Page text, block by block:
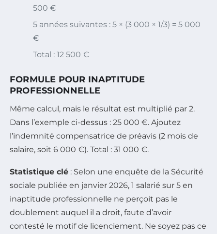
500 €
5 années suivantes : 5 × (3 000 × 1/3) = 5 000
€
Total : 12 500 €
FORMULE POUR INAPTITUDE
PROFESSIONNELLE
Même calcul, mais le résultat est multiplié par 2.
Dans l’exemple ci-dessus : 25 000 €. Ajoutez
l’indemnité compensatrice de préavis (2 mois de
salaire, soit 6 000 €). Total : 31 000 €.
Statistique clé : Selon une enquête de la Sécurité
sociale publiée en janvier 2026, 1 salarié sur 5 en
inaptitude professionnelle ne perçoit pas le
doublement auquel il a droit, faute d’avoir
contesté le motif de licenciement. Ne soyez pas ce